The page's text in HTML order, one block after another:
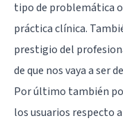
tipo de problemática
práctica clínica.
prestigio del
de que nos vaya a ser
Por último también
los usuarios respecto